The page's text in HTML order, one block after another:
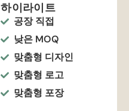
하이라이트
공장 직접
낮은 MOQ
맞춤형 디자인
맞춤형 로고
맞춤형 포장